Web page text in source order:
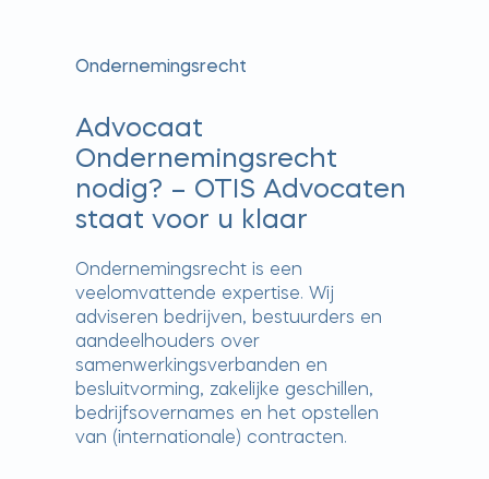
Ondernemingsrecht
Advocaat
Ondernemingsrecht
nodig? – OTIS Advocaten
staat voor u klaar
Ondernemingsrecht is een
veelomvattende expertise. Wij
adviseren bedrijven, bestuurders en
aandeelhouders over
samenwerkingsverbanden en
besluitvorming, zakelijke geschillen,
bedrijfsovernames en het opstellen
van (internationale) contracten.